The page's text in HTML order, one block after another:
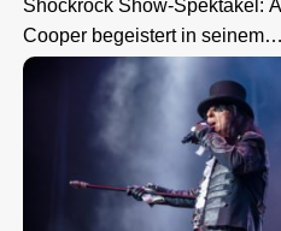
Shockrock Show-Spektakel:
Cooper begeistert in seinem
Nightmare Castle